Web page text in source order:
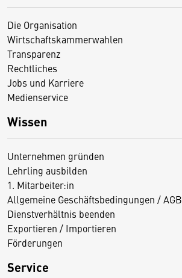
Die Organisation
Wirtschaftskammerwahlen
Transparenz
Rechtliches
Jobs und Karriere
Medienservice
Wissen
Unternehmen gründen
Lehrling ausbilden
1. Mitarbeiter:in
Allgemeine Geschäftsbedingungen / AGB
Dienstverhältnis beenden
Exportieren / Importieren
Förderungen
Service